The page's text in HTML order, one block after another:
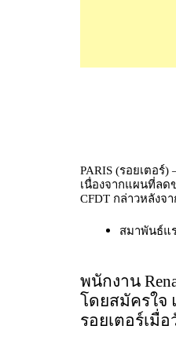
PARIS (รอยเตอร์
เนื่องจากแผนที่ล
CFDT กล่าวหลังจ
สมาพันธ์แ
พนักงาน
โดยสมัครใจ
รอยเตอร์เมื่